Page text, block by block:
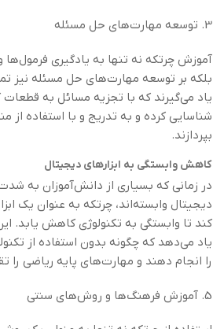
3. توسعه مهارت‌های حل مسئله
آموزش چرتکه نه تنها به یادگیری فرمول‌ها
بلکه بر توسعه مهارت‌های حل مسئله نیز
یاد می‌گیرند که با تجزیه مسائل به قطعات
شناسایی کرده و به تدریج و با استفاده
بپردازند.
کاهش وابستگی به ابزارهای دیجیتال
در زمانی که بسیاری از دانش‌آموزان به
دیجیتال وابسته‌اند، چرتکه به عنوان یک
کند تا وابستگی به تکنولوژی کاهش یابد.
یاد می‌دهد که چگونه بدون استفاده از
را انجام دهند و مهارت‌های پایه ریاضی را
5. آموزش فرهنگ‌ها و روش‌های سنتی